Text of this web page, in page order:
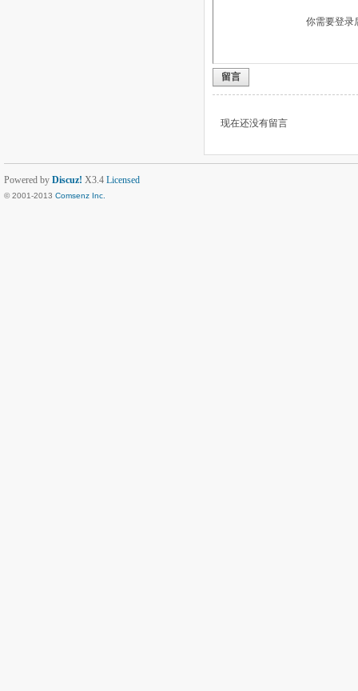
你需要登录
留言
现在还没有留言
Powered by Discuz! X3.4 Licensed
© 2001-2013 Comsenz Inc.